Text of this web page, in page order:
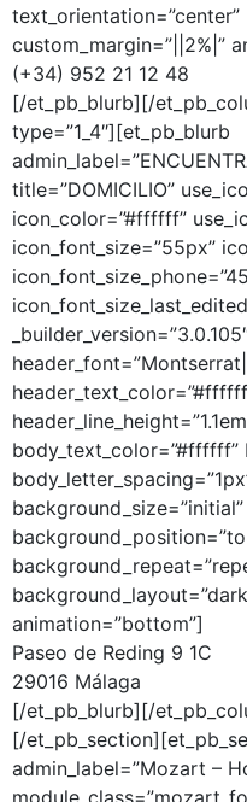
custom_margin=”||2%|”
(+34) 952 21 12 48
[/et_pb_blurb][/
type=”1_4″][et_pb_blurb
title=”DOMICILIO”
icon_color=”#ffffff”
icon_font_size=”55px”
body_text_color=”#ffffff”
background_size=”initial”
animation=”bottom”]
Paseo de Reding 9 1C
29016 Málaga
[/et_pb_blurb][/
[/
admin_label=”Mozart –